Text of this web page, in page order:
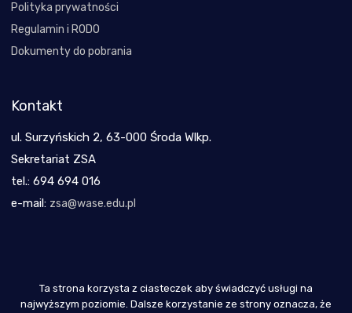
Polityka prywatności
Regulamin i RODO
Dokumenty do pobrania
Kontakt
ul. Surzyńskich 2, 63-000 Środa Wlkp.
Sekretariat ZSA
tel.: 694 694 016
e-mail: zsa@wase.edu.pl
Copyright 2021
Ta strona korzysta z ciasteczek aby świadczyć usługi na
najwyższym poziomie. Dalsze korzystanie ze strony oznacza, że